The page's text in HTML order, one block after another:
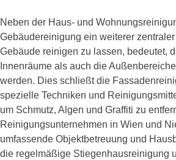
Neben der Haus- und
Gebäudereinigung ein weiterer
Gebäude reinigen zu lassen, bedeutet,
Innenräume als auch die
werden. Dies schließt die
spezielle Techniken und
um Schmutz, Algen und Graffiti zu
Reinigungsunternehmen in Wien und
umfassende Objektbetreuung und
die regelmäßige Stiegenhausreinigung